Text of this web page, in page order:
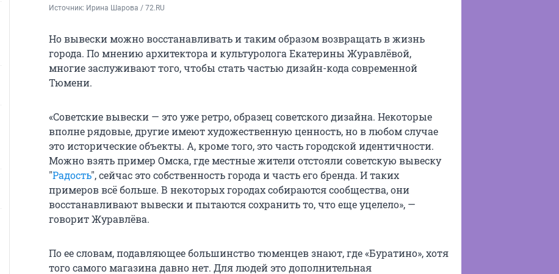
Источник: Ирина Шарова / 72.RU
Но вывески можно восстанавливать и таким образом возвращать в жизнь
города. По мнению архитектора и культуролога Екатерины Журавлёвой,
многие заслуживают того, чтобы стать частью дизайн-кода современной
Тюмени.
«Советские вывески — это уже ретро, образец советского дизайна. Некоторые
вполне рядовые, другие имеют художественную ценность, но в любом случае
это исторические объекты. А, кроме того, это часть городской идентичности.
Можно взять пример Омска, где местные жители отстояли советскую вывеску
"Радость", сейчас это собственность города и часть его бренда. И таких
примеров всё больше. В некоторых городах собираются сообщества, они
восстанавливают вывески и пытаются сохранить то, что еще уцелело», —
говорит Журавлёва.
По ее словам, подавляющее большинство тюменцев знают, где «Буратино», хотя
того самого магазина давно нет. Для людей это дополнительная